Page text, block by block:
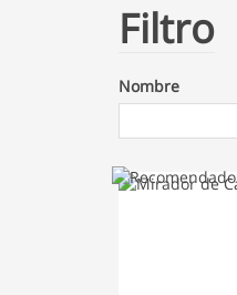
Filtro
Nombre